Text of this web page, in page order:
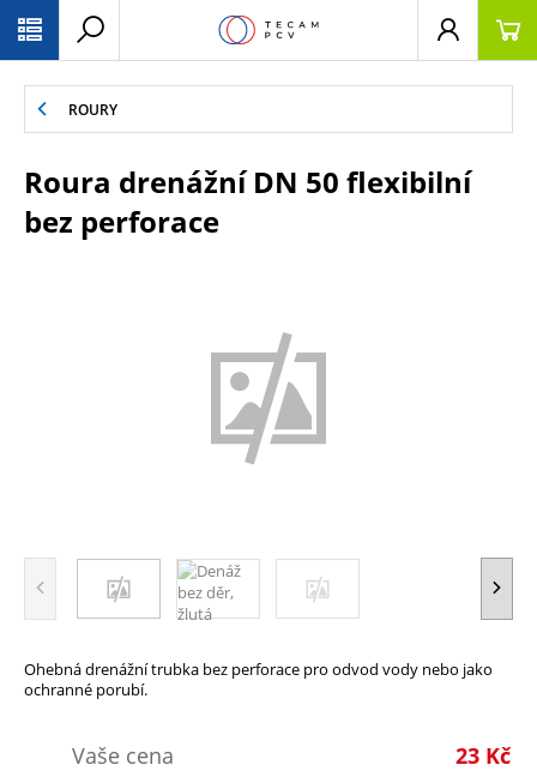
ROURY
Roura drenážní DN 50 flexibilní
bez perforace
Ohebná drenážní trubka bez perforace pro odvod vody nebo jako
ochranné porubí.
Vaše cena 23 Kč